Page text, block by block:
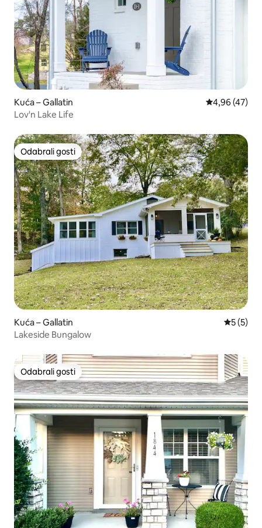
Kuća – Gallatin Prosječna
4,96 (47)
Lov'n Lake Life
Odabrali gosti
Odabrali gosti
Kuća – Gallatin
5 (5)
Lakeside Bungalow
Odabrali gosti
Odabrali gosti